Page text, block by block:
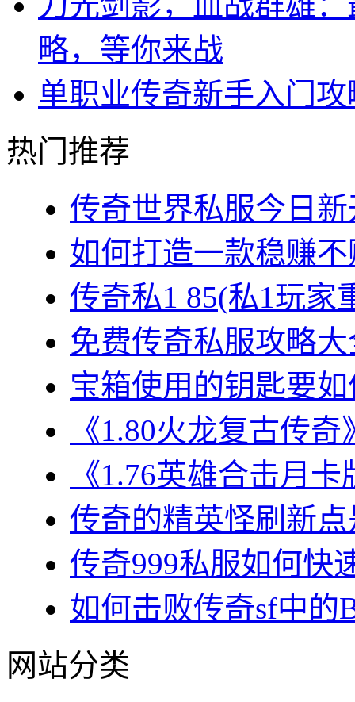
略，等你来战
单职业传奇新手入门
热门推荐
传奇世界私服今日
如何打造一款稳赚
传奇私1 85(私1玩家
免费传奇私服攻略
宝箱使用的钥匙要
《1.80火龙复古传
《1.76英雄合击月
传奇的精英怪刷新
传奇999私服如何快
如何击败传奇sf中的
网站分类